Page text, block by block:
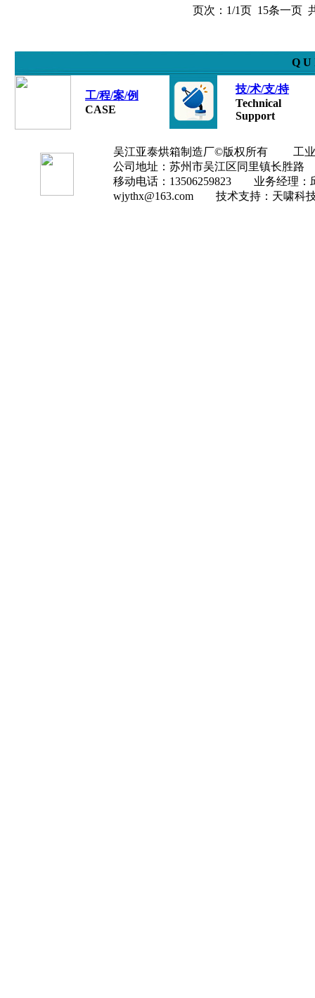
页次： 1/1页 15条一页
Q
工/程/案/例
CASE
技/术/支/持
Technical
Support
吴江亚泰烘箱制造厂©版权所有 工业
公司地址：苏州市吴江区同里镇长
移动电话：13506259823 业务经理
wjythx@163.com 技术支持：天啸科